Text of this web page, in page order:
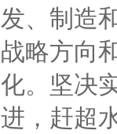
发、制造
战略方向和
化。坚
进，赶超水